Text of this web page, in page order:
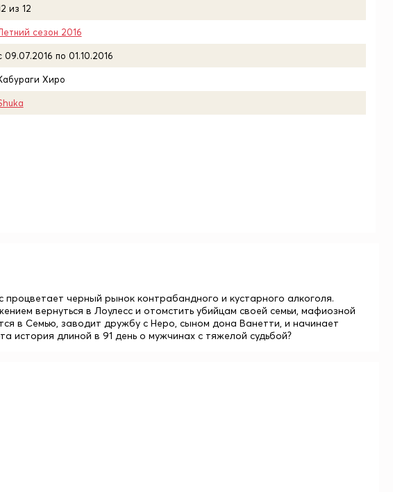
из 12
сезон 2016
09.07.2016 по 01.10.2016
Хиро
черный рынок контрабандного и кустарного алкоголя.
вернуться в Лоулесс и отомстить убийцам своей семьи, мафиозной
в Семью, заводит дружбу с Неро, сыном дона Ванетти, и начинает
история длиной в 91 день о мужчинах с тяжелой судьбой?